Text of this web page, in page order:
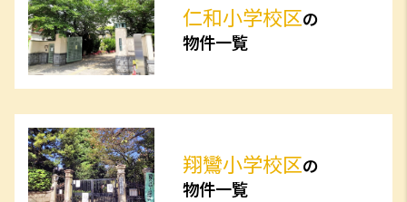
仁和小学校区の
物件一覧
翔鸞小学校区の
物件一覧